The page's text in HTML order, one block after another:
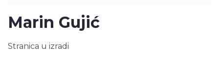
Marin Gujić
Stranica u izradi